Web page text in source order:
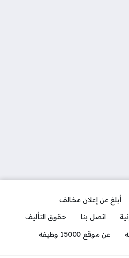
أبلغ عن إعلان مخالف
اتصل بنا
حقوق التأليف
عن موقع 15000 وظيفة